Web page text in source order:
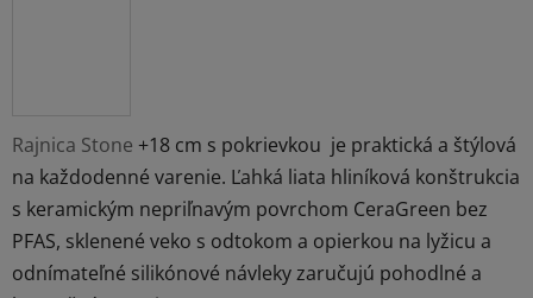
Rajnica Stone +18 cm s pokrievkou je praktická a štýlová
na každodenné varenie. Ľahká liata hliníková konštrukcia
s keramickým nepriľnavým povrchom CeraGreen bez
PFAS, sklenené veko s odtokom a opierkou na lyžicu a
odnímateľné silikónové návleky zaručujú pohodlné a